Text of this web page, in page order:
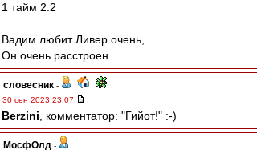
1 тайм 2:2
Вадим любит Ливер очень,
Он очень расстроен...
словесник -
30 сен 2023 23:07
Berzini , комментатор: "Гийот!" :-)
МосфОлд -